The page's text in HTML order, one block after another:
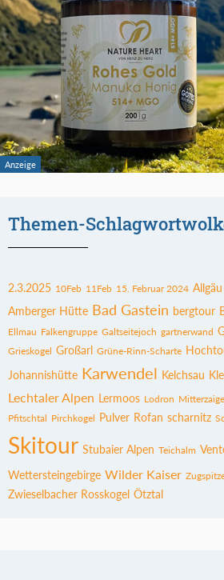
Themen-
2.3.2025 10Feb 11Feb 15. Februar 2024 Allgäu
Amberger Hütte Bad Gastein bergtour
Ellmau Falkengruppe Galtseitejoch gartnerwand
Grieskogel Großarl Grüne-Rinn-Scharte
Johannishütte Karwendel Kelchsau
Lechtaler Alpen Lermoos Lodron
Pfitschtal Pirchkogel Pulver Rofan scharnitz
Skitour Stubaier Alpen Teichalm
Wettersteingebirge Wilder Kaiser
Zwieselbacher Rosskogel Ötztal